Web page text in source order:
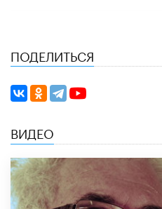
ПОДЕЛИТЬСЯ
ВИДЕО